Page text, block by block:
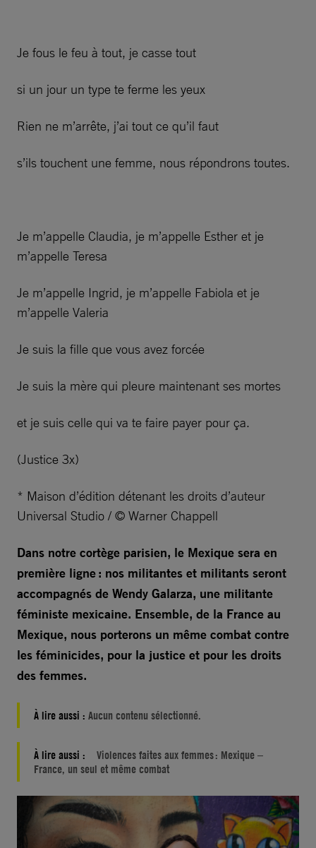
Je fous le feu à tout, je casse tout
si un jour un type te ferme les yeux
Rien ne m’arrête, j’ai tout ce qu’il faut
s’ils touchent une femme, nous répondrons toutes.
Je m’appelle Claudia, je m’appelle Esther et je
m’appelle Teresa
Je m’appelle Ingrid, je m’appelle Fabiola et je
m’appelle Valeria
Je suis la fille que vous avez forcée
Je suis la mère qui pleure maintenant ses mortes
et je suis celle qui va te faire payer pour ça.
(Justice 3x)
* Maison d’édition détenant les droits d’auteur
Universal Studio / © Warner Chappell
Dans notre cortège parisien, le Mexique sera en
première ligne : nos militantes et militants seront
accompagnés de Wendy Galarza, une militante
féministe mexicaine. Ensemble, de la France au
Mexique, nous porterons un même combat contre
les féminicides, pour la justice et pour les droits
des femmes.
À lire aussi : Aucun contenu sélectionné.
À lire aussi :
Violences faites aux femmes : Mexique –
France, un seul et même combat